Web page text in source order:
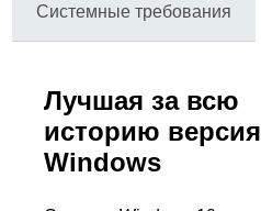
Системные требования
Лучшая за всю
историю версия
Windows